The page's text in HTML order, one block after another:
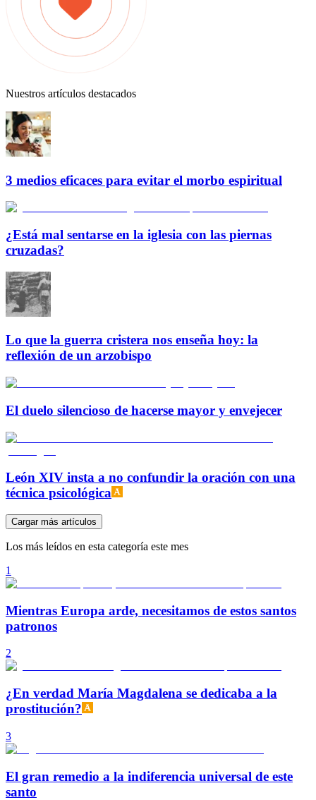
Nuestros artículos destacados
3 medios eficaces para evitar el morbo espiritual
¿Está mal sentarse en la iglesia con las piernas
cruzadas?
Lo que la guerra cristera nos enseña hoy: la
reflexión de un arzobispo
El duelo silencioso de hacerse mayor y envejecer
León XIV insta a no confundir la oración con una
técnica psicológica
Cargar más artículos
Los más leídos en esta categoría este mes
1
Mientras Europa arde, necesitamos de estos santos
patronos
2
¿En verdad María Magdalena se dedicaba a la
prostitución?
3
El gran remedio a la indiferencia universal de este
santo